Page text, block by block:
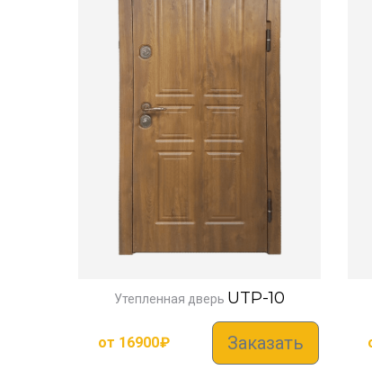
Утепленная дверь UTP-10
от 16900₽ Заказать